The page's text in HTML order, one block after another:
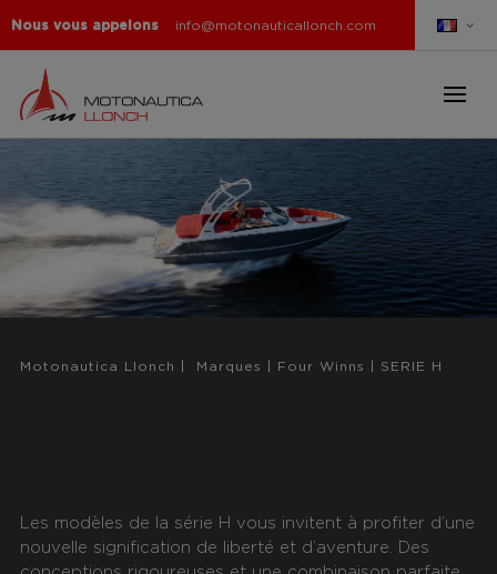
Nous vous appelons info@motonauticallonch.com
Motonautica Llonch Marques Four Winns SERIE H
Les modèles de la série H vous invitent à profiter d’une
nouvelle signification de liberté et d’aventure. Des